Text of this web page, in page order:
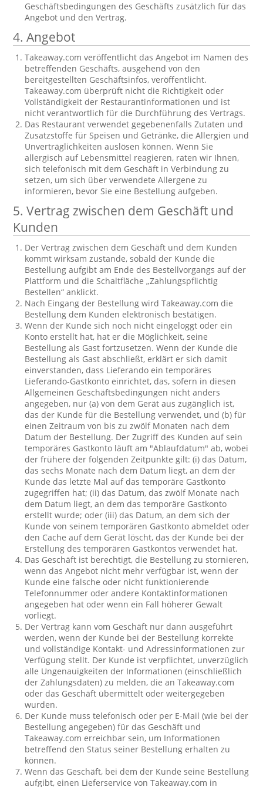
Geschäftsbedingungen des Geschäfts zusätzlich für das
Angebot und den Vertrag.
4. Angebot
Takeaway.com veröffentlicht das Angebot im Namen des
betreffenden Geschäfts, ausgehend von den
bereitgestellten Geschäftsinfos, veröffentlicht.
Takeaway.com überprüft nicht die Richtigkeit oder
Vollständigkeit der Restaurantinformationen und ist
nicht verantwortlich für die Durchführung des Vertrags.
Das Restaurant verwendet gegebenenfalls Zutaten und
Zusatzstoffe für Speisen und Getränke, die Allergien und
Unverträglichkeiten auslösen können. Wenn Sie
allergisch auf Lebensmittel reagieren, raten wir Ihnen,
sich telefonisch mit dem Geschäft in Verbindung zu
setzen, um sich über verwendete Allergene zu
informieren, bevor Sie eine Bestellung aufgeben.
5. Vertrag zwischen dem Geschäft und
Kunden
Der Vertrag zwischen dem Geschäft und dem Kunden
kommt wirksam zustande, sobald der Kunde die
Bestellung aufgibt am Ende des Bestellvorgangs auf der
Plattform und die Schaltfläche „Zahlungspflichtig
Bestellen“ anklickt.
Nach Eingang der Bestellung wird Takeaway.com die
Bestellung dem Kunden elektronisch bestätigen.
Wenn der Kunde sich noch nicht eingeloggt oder ein
Konto erstellt hat, hat er die Möglichkeit, seine
Bestellung als Gast fortzusetzen. Wenn der Kunde die
Bestellung als Gast abschließt, erklärt er sich damit
einverstanden, dass Lieferando ein temporäres
Lieferando-Gastkonto einrichtet, das, sofern in diesen
Allgemeinen Geschäftsbedingungen nicht anders
angegeben, nur (a) von dem Gerät aus zugänglich ist,
das der Kunde für die Bestellung verwendet, und (b) für
einen Zeitraum von bis zu zwölf Monaten nach dem
Datum der Bestellung. Der Zugriff des Kunden auf sein
temporäres Gastkonto läuft am "Ablaufdatum" ab, wobei
der frühere der folgenden Zeitpunkte gilt: (i) das Datum,
das sechs Monate nach dem Datum liegt, an dem der
Kunde das letzte Mal auf das temporäre Gastkonto
zugegriffen hat; (ii) das Datum, das zwölf Monate nach
dem Datum liegt, an dem das temporäre Gastkonto
erstellt wurde; oder (iii) das Datum, an dem sich der
Kunde von seinem temporären Gastkonto abmeldet oder
den Cache auf dem Gerät löscht, das der Kunde bei der
Erstellung des temporären Gastkontos verwendet hat.
Das Geschäft ist berechtigt, die Bestellung zu stornieren,
wenn das Angebot nicht mehr verfügbar ist, wenn der
Kunde eine falsche oder nicht funktionierende
Telefonnummer oder andere Kontaktinformationen
angegeben hat oder wenn ein Fall höherer Gewalt
vorliegt.
Der Vertrag kann vom Geschäft nur dann ausgeführt
werden, wenn der Kunde bei der Bestellung korrekte
und vollständige Kontakt- und Adressinformationen zur
Verfügung stellt. Der Kunde ist verpflichtet, unverzüglich
alle Ungenauigkeiten der Informationen (einschließlich
der Zahlungsdaten) zu melden, die an Takeaway.com
oder das Geschäft übermittelt oder weitergegeben
wurden.
Der Kunde muss telefonisch oder per E-Mail (wie bei der
Bestellung angegeben) für das Geschäft und
Takeaway.com erreichbar sein, um Informationen
betreffend den Status seiner Bestellung erhalten zu
können.
Wenn das Geschäft, bei dem der Kunde seine Bestellung
aufgibt, einen Lieferservice von Takeaway.com in